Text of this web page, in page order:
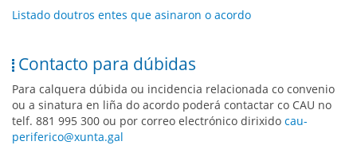
Listado doutros entes que asinaron o acordo
Contacto para dúbidas
Para calquera dúbida ou incidencia relacionada co convenio
ou a sinatura en liña do acordo poderá contactar co CAU no
telf. 881 995 300 ou por correo electrónico dirixido cau-
periferico@xunta.gal